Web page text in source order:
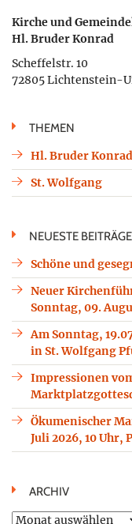
Kirche und
Hl. Bruder Konrad
Scheffelstr. 10
72805 Lichtenstein-
THEMEN
Hl. Bruder Konrad
St. Wolfgang
NEUESTE BEITRÄGE
Schöne und
Neuer
Sonntag, 09.
Am Sonntag,
in St. Wolfgang
Impressionen
Ökumenischer
Juli 2026, 10 Uhr,
ARCHIV
Archiv